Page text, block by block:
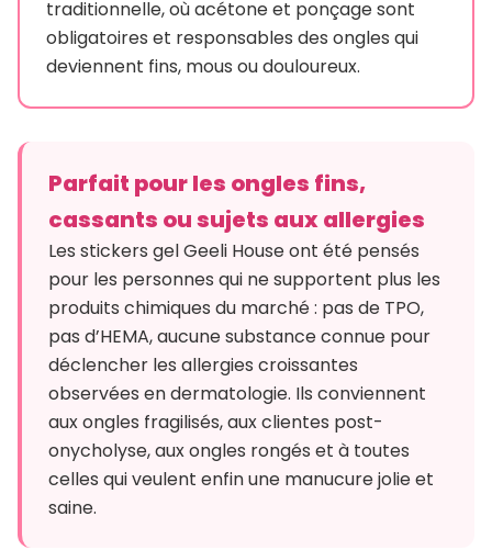
traditionnelle, où acétone et ponçage sont
obligatoires et responsables des ongles qui
deviennent fins, mous ou douloureux.
Parfait pour les ongles fins,
cassants ou sujets aux allergies
Les stickers gel Geeli House ont été pensés
pour les personnes qui ne supportent plus les
produits chimiques du marché : pas de TPO,
pas d’HEMA, aucune substance connue pour
déclencher les allergies croissantes
observées en dermatologie. Ils conviennent
aux ongles fragilisés, aux clientes post-
onycholyse, aux ongles rongés et à toutes
celles qui veulent enfin une manucure jolie et
saine.